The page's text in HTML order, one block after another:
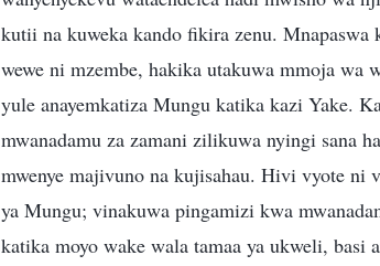
kutii na kuweka kando fikira zenu.
wewe ni mzembe, hakika utakuwa mmoja wa
yule anayemkatiza Mungu katika kazi Yake.
mwanadamu za zamani zilikuwa nyingi sana
mwenye majivuno na kujisahau. Hivi vyote ni
ya Mungu; vinakuwa pingamizi kwa
katika moyo wake wala tamaa ya ukweli,